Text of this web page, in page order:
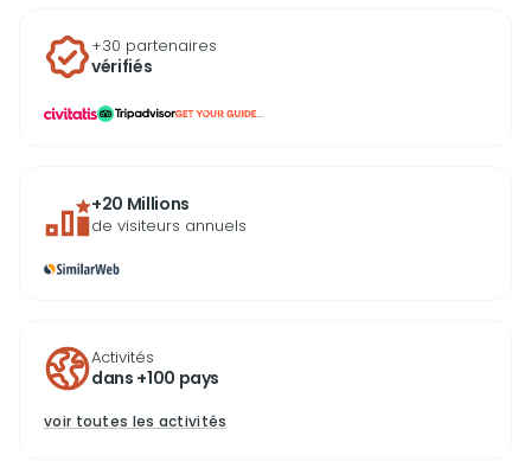
+30 partenaires
vérifiés
...
+20 Millions
de visiteurs annuels
Activités
dans +100 pays
voir toutes les activités